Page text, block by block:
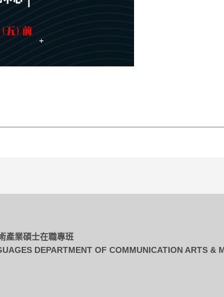
產業碩士在職專班
DEPARTMENT OF COMMUNICATION ARTS &